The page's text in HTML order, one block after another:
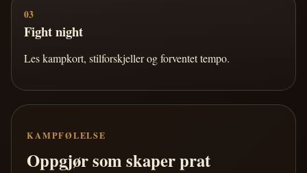
03
Fight night
Les kampkort, stilforskjeller og forventet tempo.
KAMPFØLELSE
Oppgjør som skaper prat